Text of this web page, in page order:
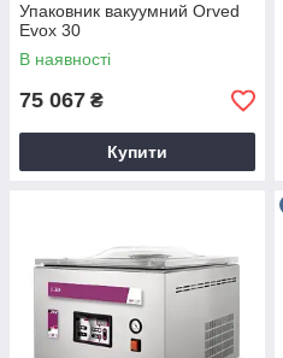
Упаковник вакуумний Orved
Evox 30
В наявності
75 067 ₴
Купити